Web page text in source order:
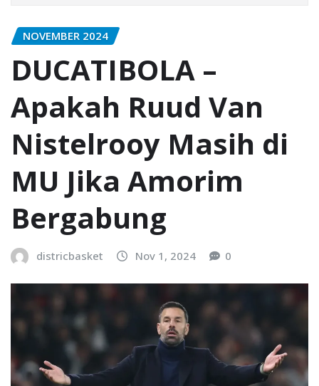
NOVEMBER 2024
DUCATIBOLA –
Apakah Ruud Van
Nistelrooy Masih di
MU Jika Amorim
Bergabung
districbasket Nov 1, 2024 0